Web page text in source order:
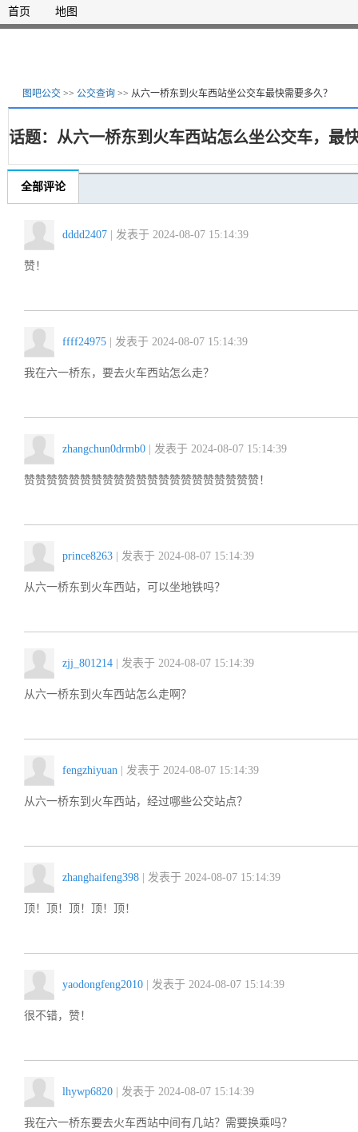
图吧公交 >> 公交查询 >> 从六一桥东到火车西站坐公交车最快需要多久？
话题：从六一桥东到火车西站怎么坐公交车，最
全部评论
dddd2407 | 发表于 2024-08-07 15:14:39
赞！
ffff24975 | 发表于 2024-08-07 15:14:39
我在六一桥东，要去火车西站怎么走？
zhangchun0drmb0 | 发表于 2024-08-07 15:14:39
赞赞赞赞赞赞赞赞赞赞赞赞赞赞赞赞赞赞赞赞赞！
prince8263 | 发表于 2024-08-07 15:14:39
从六一桥东到火车西站，可以坐地铁吗？
zjj_801214 | 发表于 2024-08-07 15:14:39
从六一桥东到火车西站怎么走啊？
fengzhiyuan | 发表于 2024-08-07 15:14:39
从六一桥东到火车西站，经过哪些公交站点？
zhanghaifeng398 | 发表于 2024-08-07 15:14:39
顶！顶！顶！顶！顶！
yaodongfeng2010 | 发表于 2024-08-07 15:14:39
很不错，赞！
lhywp6820 | 发表于 2024-08-07 15:14:39
我在六一桥东要去火车西站中间有几站？需要换乘吗？
首页 地图